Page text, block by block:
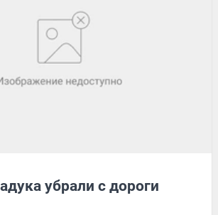
убрали с дороги